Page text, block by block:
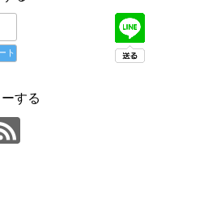
ト
する